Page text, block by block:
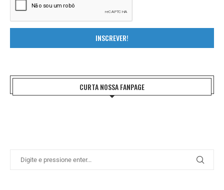
INSCREVER!
CURTA NOSSA FANPAGE